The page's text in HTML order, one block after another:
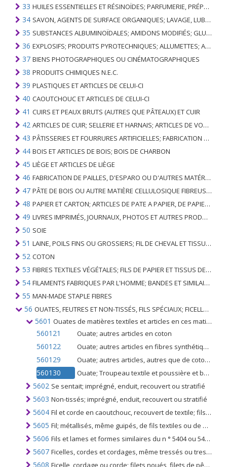
33 HUILES ESSENTIELLES ET RÉSINOÏDES; PARFUMERIE, PRÉPARATIONS COSMÉTIQUES OU DE TOILETTE
34 SAVON, AGENTS DE SURFACE ORGANIQUES; LAVAGE, LUBRIFICATION, POLISSAGE OU PRÉPARATION À L'ÉPURATION; CIRES ARTIFICIELLES OU PRÉPARÉES, BOUGIES ET ARTICLES SIMILAIRES, PÂTES À MODÉLISER, CIRES DENTAIRES ET PRÉPARATIONS DENTAIRES À BASE DE PLÂTRE
35 SUBSTANCES ALBUMINOÏDALES; AMIDONS MODIFIÉS; GLUES; ENZYMES
36 EXPLOSIFS; PRODUITS PYROTECHNIQUES; ALLUMETTES; ALLIAGES PYROPHORIQUES; CERTAINES PRÉPARATIONS COMBUSTIBLES
37 BIENS PHOTOGRAPHIQUES OU CINÉMATOGRAPHIQUES
38 PRODUITS CHIMIQUES N.E.C.
39 PLASTIQUES ET ARTICLES DE CELUI-CI
40 CAOUTCHOUC ET ARTICLES DE CELUI-CI
41 CUIRS ET PEAUX BRUTS (AUTRES QUE PÂTEAUX) ET CUIR
42 ARTICLES DE CUIR; SELLERIE ET ​​HARNAIS; ARTICLES DE VOYAGE, SACS À MAIN ET RÉCIPIENTS ANALOGUES; ARTICLES DE GUT ANIMAL (AUTRE QUE GUT DE SOIE-VERT)
43 PÂTISSERIES ET FOURRURES ARTIFICIELLES; FABRICATION DE CELLES-CI
44 BOIS ET ARTICLES DE BOIS; BOIS DE CHARBON
45 LIÈGE ET ARTICLES DE LIÈGE
46 FABRICATION DE PAILLES, D'ESPARO OU D'AUTRES MATÉRIAUX DE COULÉE; BASKETWARE ET WICKERWORK
47 PÂTE DE BOIS OU AUTRE MATIÈRE CELLULOSIQUE FIBREUSE; PAPIER OU CARTON RÉCUPÉRÉ (DÉCHETS ET DÉCHETS)
48 PAPIER ET CARTON; ARTICLES DE PATE A PAPIER, DE PAPIER OU DE CARTON
49 LIVRES IMPRIMÉS, JOURNAUX, PHOTOS ET AUTRES PRODUITS DE L'INDUSTRIE DE L'IMPRIMERIE; MANUSCRITS, TYPESCRIPTS ET PLANS
50 SOIE
51 LAINE, POILS FINS OU GROSSIERS; FIL DE CHEVAL ET TISSU TISSÉ
52 COTON
53 FIBRES TEXTILES VÉGÉTALES; FILS DE PAPIER ET TISSUS DE FILS DE PAPIER
54 FILAMENTS FABRIQUES PAR L'HOMME; BANDES ET SIMILAIRES DE MATIERES TEXTILES SYNTHETIQUES
55 MAN-MADE STAPLE FIBRES
56 OUATES, FEUTRES ET NON-TISSÉS, FILS SPÉCIAUX; FICELLES, CORDES, CORDES, CÂBLES ET ARTICLES ASSOCIÉS
5601 Ouates de matières textiles et articles en ces matières; Fibres textiles, n'excédant pas 5 mm de longueur (floc), poussières textiles et neps de broyage
560121 Ouate; autres articles en coton
560122 Ouate; autres articles en fibres synthétiques ou artificielles
560129 Ouate; autres articles, autres que de coton ou de fibres synthétiques ou artificielles
560130 Ouate; Troupeau textile et poussière et broyeurs
5602 Se sentait; imprégné, enduit, recouvert ou stratifié
5603 Non-tissés; imprégné, enduit, recouvert ou stratifié
5604 Fil et corde en caoutchouc, recouvert de textile; fils et lames textiles et similaires du n ° 5404, 5405; imprégnés, enduits, recouverts ou gainés de caoutchouc ou de matière plastique
5605 Fil; métallisés, même guipés, de fils textiles ou de bandes ou formes similaires du n °. 5404 ou 5405, combinés avec du métal sous forme de fil, de bande ou de poudre ou recouverts de métal
5606 Fils et lames et formes similaires du n ° 5404 ou 5405, guipées (autres que celles du n ° 5606 et des fils de crin guipés); fils de chenille (y compris les fils de chenille); boucle wale-yarn
5607 Ficelles, cordes et cordages, même tressés ou tressés; imprégnés, enduits, recouverts ou gainés de caoutchouc ou de matière plastique
5608 Ficelle, cordage ou corde; filets noués, filets de pêche confectionnés et autres filets confectionnés, en matières textiles